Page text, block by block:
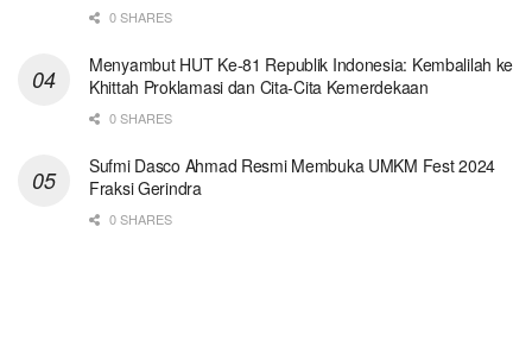
0 SHARES
Menyambut HUT Ke-81 Republik Indonesia: Kembalilah ke
Khittah Proklamasi dan Cita-Cita Kemerdekaan
0 SHARES
Sufmi Dasco Ahmad Resmi Membuka UMKM Fest 2024
Fraksi Gerindra
0 SHARES